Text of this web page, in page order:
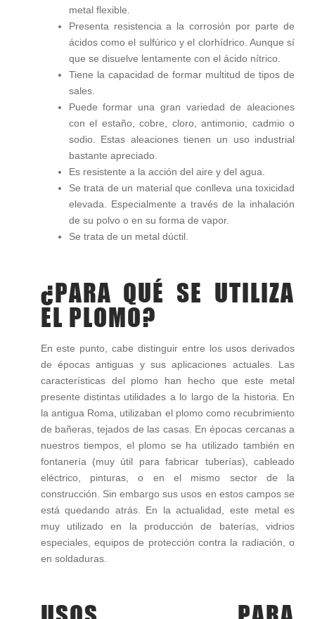
metal flexible.
Presenta resistencia a la corrosión por parte de
ácidos como el sulfúrico y el clorhídrico. Aunque sí
que se disuelve lentamente con el ácido nítrico.
Tiene la capacidad de formar multitud de tipos de
sales.
Puede formar una gran variedad de aleaciones
con el estaño, cobre, cloro, antimonio, cadmio o
sodio. Estas aleaciones tienen un uso industrial
bastante apreciado.
Es resistente a la acción del aire y del agua.
Se trata de un material que conlleva una toxicidad
elevada. Especialmente a través de la inhalación
de su polvo o en su forma de vapor.
Se trata de un metal dúctil.
¿PARA QUÉ SE UTILIZA
EL PLOMO?
En este punto, cabe distinguir entre los usos derivados
de épocas antiguas y sus aplicaciones actuales. Las
características del plomo han hecho que este metal
presente distintas utilidades a lo largo de la historia. En
la antigua Roma, utilizaban el plomo como recubrimiento
de bañeras, tejados de las casas. En épocas cercanas a
nuestros tiempos, el plomo se ha utilizado también en
fontanería (muy útil para fabricar tuberías), cableado
eléctrico, pinturas, o en el mismo sector de la
construcción. Sin embargo sus usos en estos campos se
está quedando atrás. En la actualidad, este metal es
muy utilizado en la producción de baterías, vidrios
especiales, equipos de protección contra la radiación, o
en soldaduras.